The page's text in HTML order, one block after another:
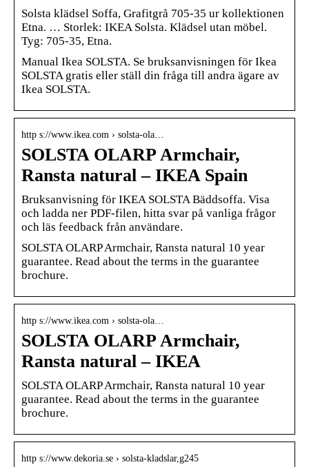
Solsta klädsel Soffa, Grafitgrå 705-35 ur kollektionen
Etna. … Storlek: IKEA Solsta. Klädsel utan möbel.
Tyg: 705-35, Etna.
Manual Ikea SOLSTA. Se bruksanvisningen för Ikea
SOLSTA gratis eller ställ din fråga till andra ägare av
Ikea SOLSTA.
http s://www.ikea.com › solsta-ola…
SOLSTA OLARP Armchair,
Ransta natural – IKEA Spain
Bruksanvisning för IKEA SOLSTA Bäddsoffa. Visa
och ladda ner PDF-filen, hitta svar på vanliga frågor
och läs feedback från användare.
SOLSTA OLARP Armchair, Ransta natural 10 year
guarantee. Read about the terms in the guarantee
brochure.
http s://www.ikea.com › solsta-ola…
SOLSTA OLARP Armchair,
Ransta natural – IKEA
SOLSTA OLARP Armchair, Ransta natural 10 year
guarantee. Read about the terms in the guarantee
brochure.
http s://www.dekoria.se › solsta-kladslar,g245